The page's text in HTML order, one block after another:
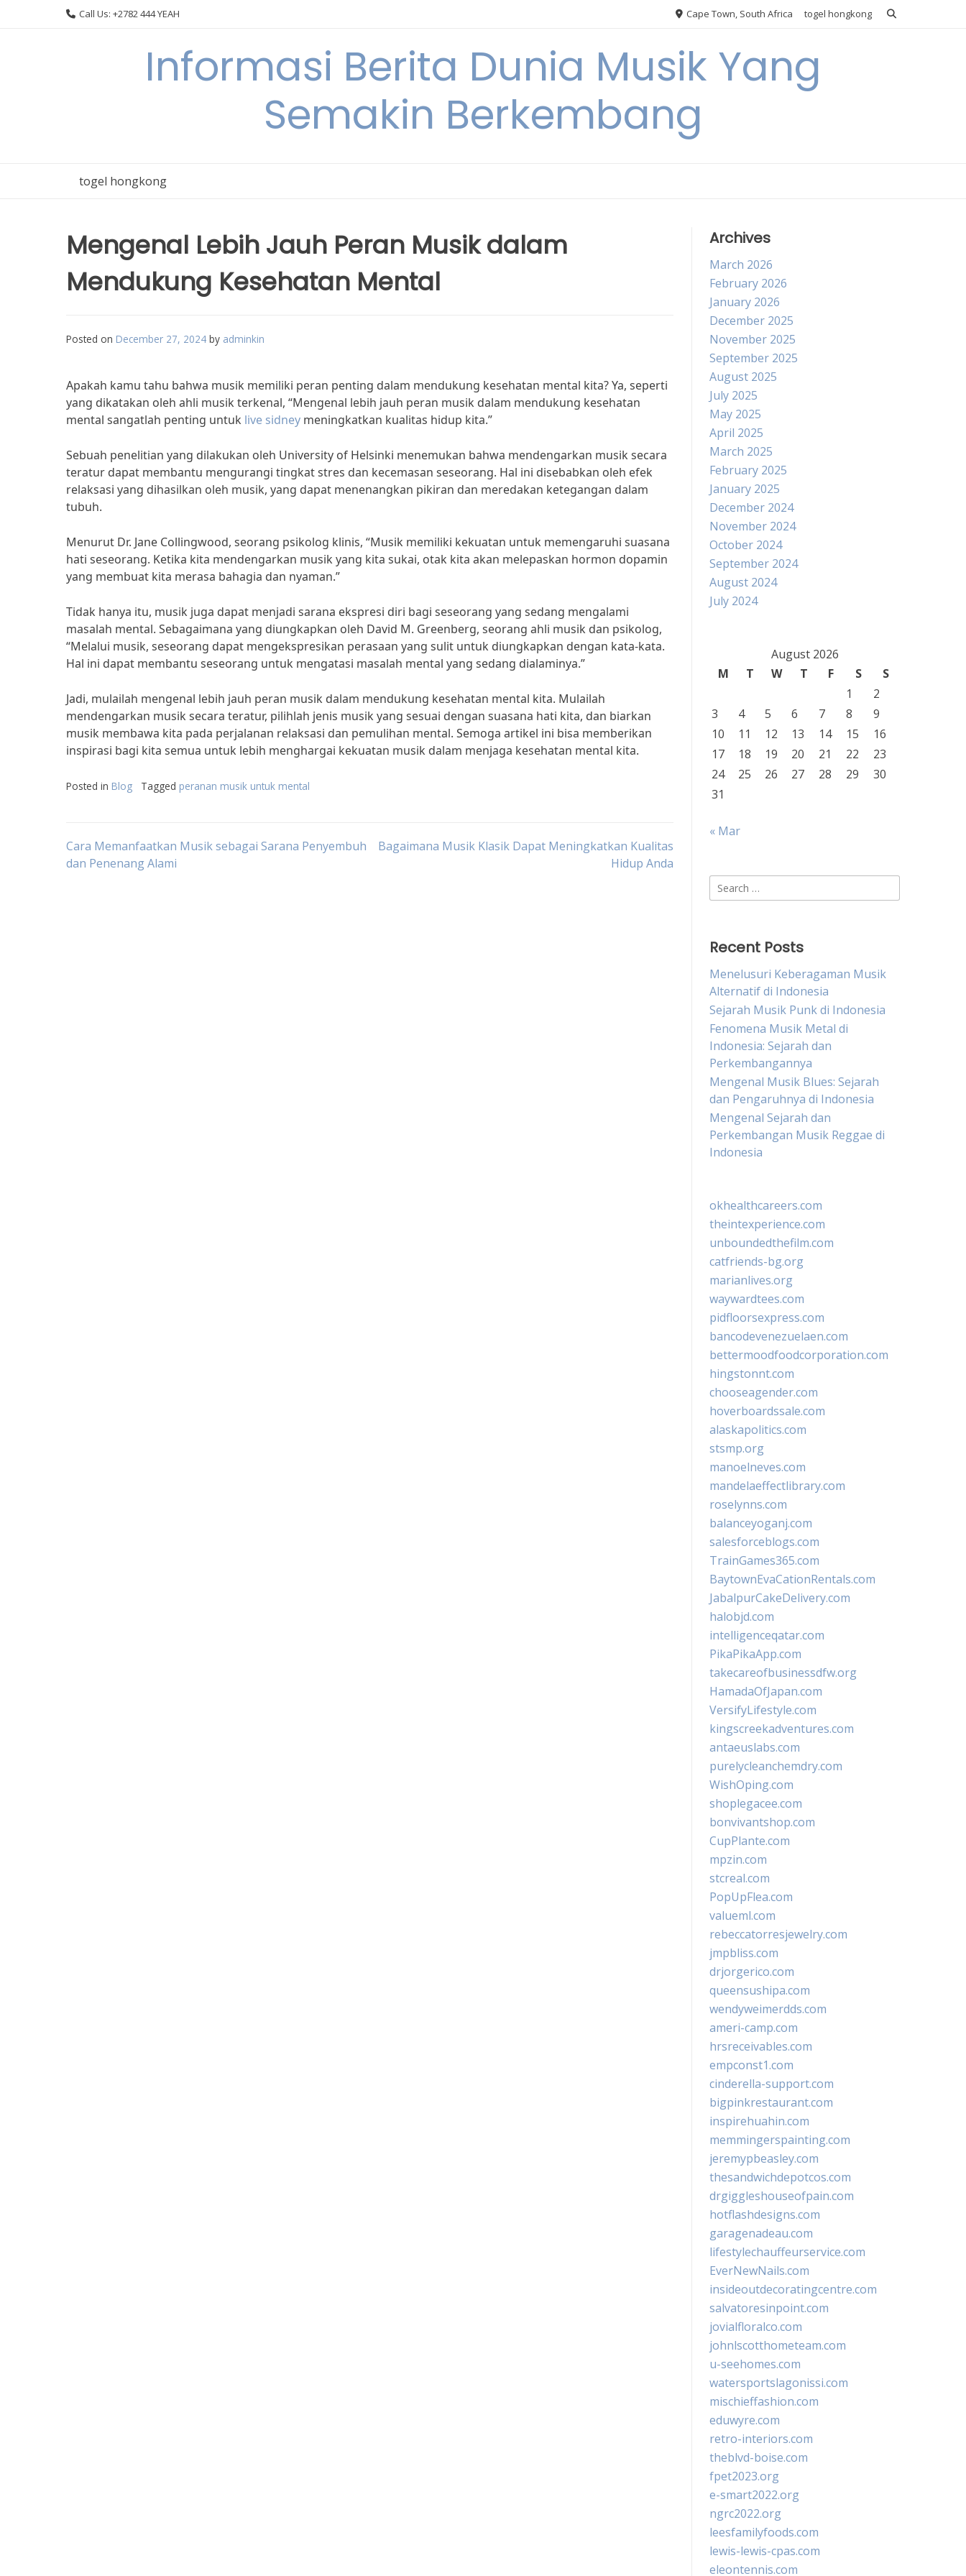
Call Us: +2782 444 YEAH Cape Town, South Africa togel hongkong
Informasi Berita Dunia Musik Yang
Semakin Berkembang
togel hongkong
Mengenal Lebih Jauh Peran Musik dalam
Mendukung Kesehatan Mental
Posted on December 27, 2024 by adminkin
Apakah kamu tahu bahwa musik memiliki peran penting dalam mendukung kesehatan mental kita? Ya, seperti
yang dikatakan oleh ahli musik terkenal, “Mengenal lebih jauh peran musik dalam mendukung kesehatan
mental sangatlah penting untuk live sidney meningkatkan kualitas hidup kita.”
Sebuah penelitian yang dilakukan oleh University of Helsinki menemukan bahwa mendengarkan musik secara
teratur dapat membantu mengurangi tingkat stres dan kecemasan seseorang. Hal ini disebabkan oleh efek
relaksasi yang dihasilkan oleh musik, yang dapat menenangkan pikiran dan meredakan ketegangan dalam
tubuh.
Menurut Dr. Jane Collingwood, seorang psikolog klinis, “Musik memiliki kekuatan untuk memengaruhi suasana
hati seseorang. Ketika kita mendengarkan musik yang kita sukai, otak kita akan melepaskan hormon dopamin
yang membuat kita merasa bahagia dan nyaman.”
Tidak hanya itu, musik juga dapat menjadi sarana ekspresi diri bagi seseorang yang sedang mengalami
masalah mental. Sebagaimana yang diungkapkan oleh David M. Greenberg, seorang ahli musik dan psikolog,
“Melalui musik, seseorang dapat mengekspresikan perasaan yang sulit untuk diungkapkan dengan kata-kata.
Hal ini dapat membantu seseorang untuk mengatasi masalah mental yang sedang dialaminya.”
Jadi, mulailah mengenal lebih jauh peran musik dalam mendukung kesehatan mental kita. Mulailah
mendengarkan musik secara teratur, pilihlah jenis musik yang sesuai dengan suasana hati kita, dan biarkan
musik membawa kita pada perjalanan relaksasi dan pemulihan mental. Semoga artikel ini bisa memberikan
inspirasi bagi kita semua untuk lebih menghargai kekuatan musik dalam menjaga kesehatan mental kita.
Posted in Blog Tagged peranan musik untuk mental
Post
Cara Memanfaatkan Musik sebagai Sarana Penyembuh
dan Penenang Alami
Bagaimana Musik Klasik Dapat Meningkatkan Kualitas
Hidup Anda
Archives
March 2026
February 2026
January 2026
December 2025
November 2025
September 2025
August 2025
July 2025
May 2025
April 2025
March 2025
February 2025
January 2025
December 2024
November 2024
October 2024
September 2024
August 2024
July 2024
August 2026
M
T W T F S
S
1
2
3
4 5 6 7 8
9
10
11 12 13 14 15
16
17
18 19 20 21 22
23
24
25 26 27 28 29
30
31
« Mar
Search
for:
Recent Posts
Menelusuri Keberagaman Musik
Alternatif di Indonesia
Sejarah Musik Punk di Indonesia
Fenomena Musik Metal di
Indonesia: Sejarah dan
Perkembangannya
Mengenal Musik Blues: Sejarah
dan Pengaruhnya di Indonesia
Mengenal Sejarah dan
Perkembangan Musik Reggae di
Indonesia
okhealthcareers.com
theintexperience.com
unboundedthefilm.com
catfriends-bg.org
marianlives.org
waywardtees.com
pidfloorsexpress.com
bancodevenezuelaen.com
bettermoodfoodcorporation.com
hingstonnt.com
chooseagender.com
hoverboardssale.com
alaskapolitics.com
stsmp.org
manoelneves.com
mandelaeffectlibrary.com
roselynns.com
balanceyoganj.com
salesforceblogs.com
TrainGames365.com
BaytownEvaCationRentals.com
JabalpurCakeDelivery.com
halobjd.com
intelligenceqatar.com
PikaPikaApp.com
takecareofbusinessdfw.org
HamadaOfJapan.com
VersifyLifestyle.com
kingscreekadventures.com
antaeuslabs.com
purelycleanchemdry.com
WishOping.com
shoplegacee.com
bonvivantshop.com
CupPlante.com
mpzin.com
stcreal.com
PopUpFlea.com
valueml.com
rebeccatorresjewelry.com
jmpbliss.com
drjorgerico.com
queensushipa.com
wendyweimerdds.com
ameri-camp.com
hrsreceivables.com
empconst1.com
cinderella-support.com
bigpinkrestaurant.com
inspirehuahin.com
memmingerspainting.com
jeremypbeasley.com
thesandwichdepotcos.com
drgiggleshouseofpain.com
hotflashdesigns.com
garagenadeau.com
lifestylechauffeurservice.com
EverNewNails.com
insideoutdecoratingcentre.com
salvatoresinpoint.com
jovialfloralco.com
johnlscotthometeam.com
u-seehomes.com
watersportslagonissi.com
mischieffashion.com
eduwyre.com
retro-interiors.com
theblvd-boise.com
fpet2023.org
e-smart2022.org
ngrc2022.org
leesfamilyfoods.com
lewis-lewis-cpas.com
eleontennis.com